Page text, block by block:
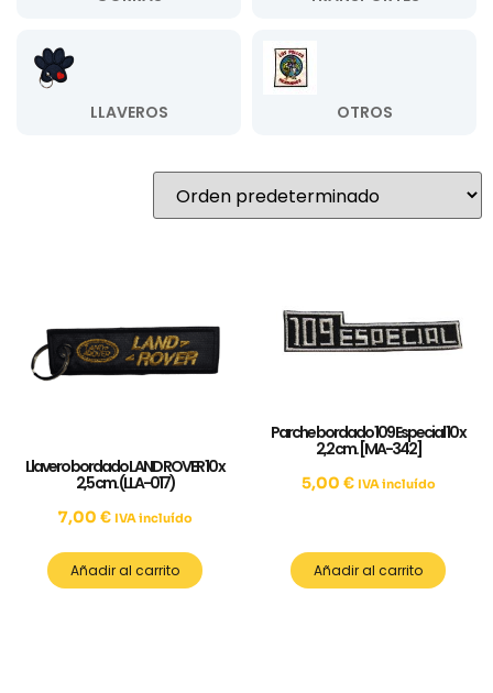
LLAVEROS OTROS
Llavero bordado LAND ROVER 10 x
2,5 cm. (LLA-017)
7,00 € IVA incluído
Añadir al carrito
Parche bordado 109 Especial 10 x
2,2 cm. [MA-342]
5,00 € IVA incluído
Añadir al carrito